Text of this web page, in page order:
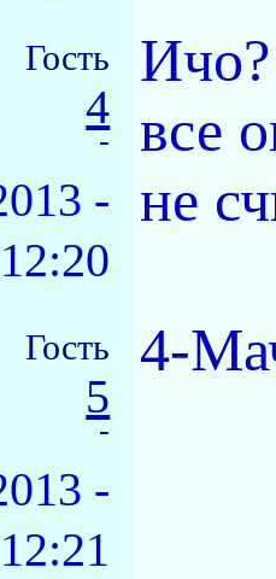
Гость
4
-
-
12:20
все
не
Гость
5
-
-
12:21
4-